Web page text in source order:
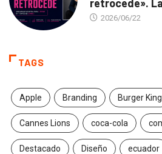
retrocede».
2026/06/22
TAGS
Apple Branding Burger King
Cannes Lions coca-cola
Destacado Diseño ecuador